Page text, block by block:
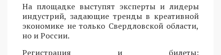
На площадке выступят эксперты и лидеры
индустрий, задающие тренды в креативной
экономике не только Свердловской области,
но и России.
Регистрация и билеты: